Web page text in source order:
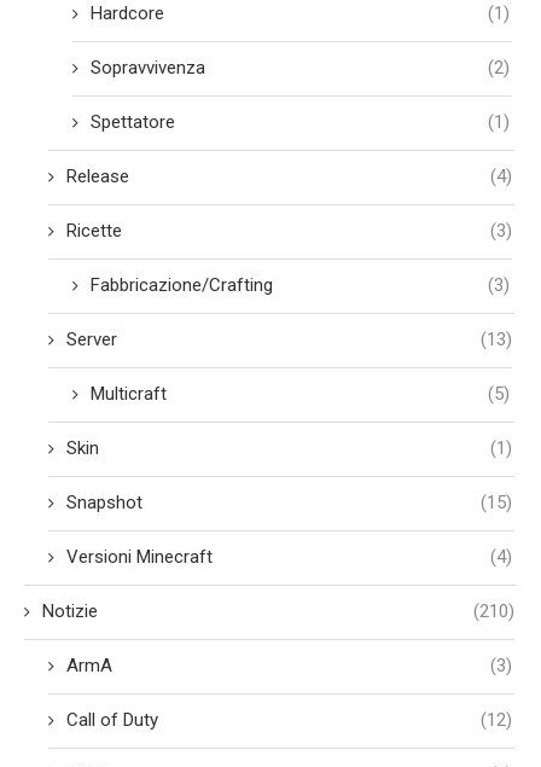
Hardcore (1)
Sopravvivenza (2)
Spettatore (1)
Release (4)
Ricette (3)
Fabbricazione/Crafting (3)
Server (13)
Multicraft (5)
Skin (1)
Snapshot (15)
Versioni Minecraft (4)
Notizie (210)
ArmA (3)
Call of Duty (12)